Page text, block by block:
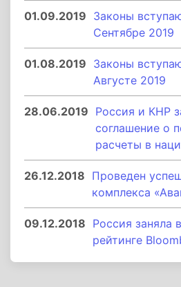
01.09.2019 Законы
Сентябре 2019
01.08.2019 Законы
Августе 2019
28.06.2019 Россия и КНР
соглашение о
расчеты в
26.12.2018 Проведен
комплекса
09.12.2018 Россия заняла
рейтинге